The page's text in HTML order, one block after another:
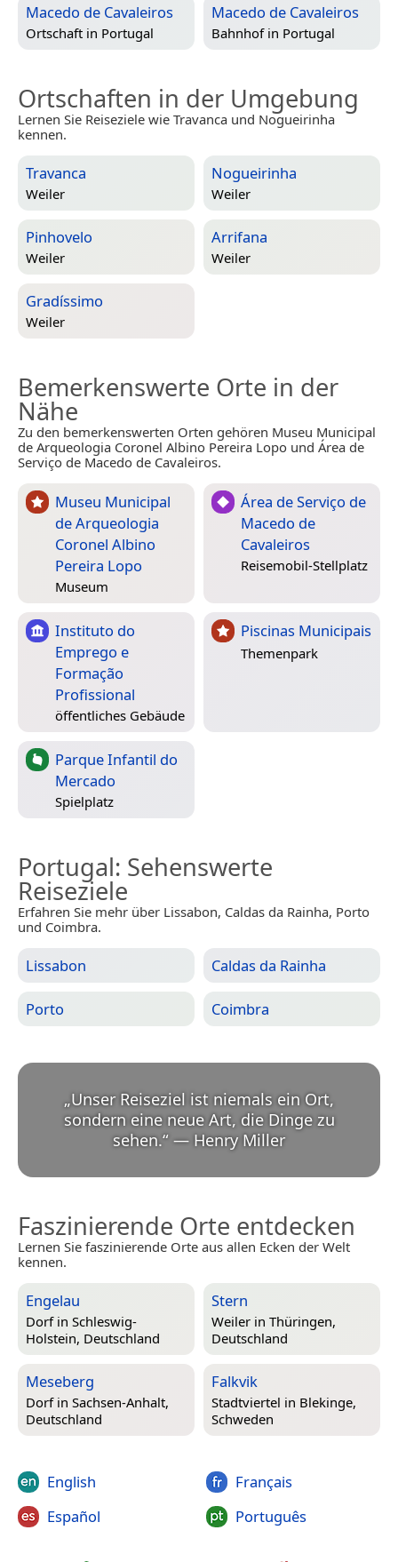
Macedo de Cavaleiros
Ortschaft in Portugal
Macedo de Cavaleiros
Bahnhof in Portugal
Ortschaften in der Umgebung
Lernen Sie Reiseziele wie Travanca und Nogueirinha
kennen.
Travanca
Weiler
Nogueirinha
Weiler
Pinhovelo
Weiler
Arrifana
Weiler
Gradíssimo
Weiler
Bemerkenswerte Orte in der
Nähe
Zu den bemerkenswerten Orten gehören Museu Municipal
de Arqueologia Coronel Albino Pereira Lopo und Área de
Serviço de Macedo de Cavaleiros.
Museu Municipal
de Arqueologia
Coronel Albino
Pereira Lopo
Museum
Área de Serviço de
Macedo de
Cavaleiros
Reisemobil-Stellplatz
Instituto do
Emprego e
Formação
Profissional
öffentliches Gebäude
Piscinas Municipais
Themenpark
Parque Infantil do
Mercado
Spielplatz
Portugal: Sehenswerte
Reiseziele
Erfahren Sie mehr über Lissabon, Caldas da Rainha, Porto
und Coimbra.
Lissabon Caldas da Rainha
Porto Coimbra
„Unser Reiseziel ist niemals ein Ort,
sondern eine neue Art, die Dinge zu
sehen.“ — Henry Miller
Faszinierende Orte entdecken
Lernen Sie faszinierende Orte aus allen Ecken der Welt
kennen.
Engelau
Dorf in Schleswig-
Holstein, Deutschland
Stern
Weiler in Thüringen,
Deutschland
Meseberg
Dorf in Sachsen-Anhalt,
Deutschland
Falkvik
Stadtviertel in Blekinge,
Schweden
English
Español
Français
Português